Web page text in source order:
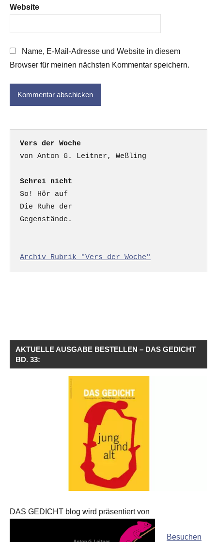
Website
Name, E-Mail-Adresse und Website in diesem
Browser für meinen nächsten Kommentar speichern.
Vers der Woche
Schrei nicht
So! Hör auf
Die Ruhe der
Gegenstände.
Archiv Rubrik "Vers der Woche"
AKTUELLE AUSGABE BESTELLEN – DAS GEDICHT
BD. 33:
DAS GEDICHT blog wird präsentiert von
Besuchen